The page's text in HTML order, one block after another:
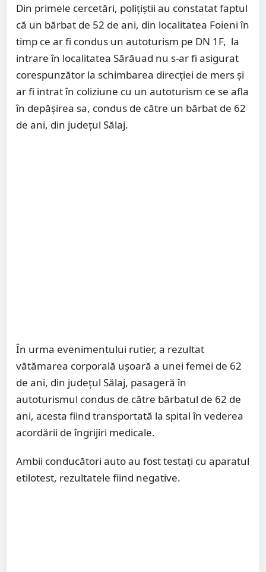
Din primele cercetări, polițiștii au constatat faptul
că un bărbat de 52 de ani, din localitatea Foieni în
timp ce ar fi condus un autoturism pe DN 1F, la
intrare în localitatea Sărăuad nu s-ar fi asigurat
corespunzător la schimbarea direcției de mers și
ar fi intrat în coliziune cu un autoturism ce se afla
în depășirea sa, condus de către un bărbat de 62
de ani, din județul Sălaj.
În urma evenimentului rutier, a rezultat
vătămarea corporală ușoară a unei femei de 62
de ani, din județul Sălaj, pasageră în
autoturismul condus de către bărbatul de 62 de
ani, acesta fiind transportată la spital în vederea
acordării de îngrijiri medicale.
Ambii conducători auto au fost testați cu aparatul
etilotest, rezultatele fiind negative.